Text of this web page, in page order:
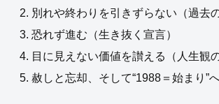
別れや終わりを引きずらない（過去
恐れず進む（生き抜く宣言）
目に見えない価値を讃える（人生観
赦しと忘却、そして“1988＝始まり”